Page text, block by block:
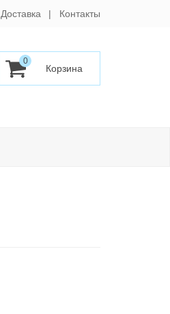
Доставка Контакты
0